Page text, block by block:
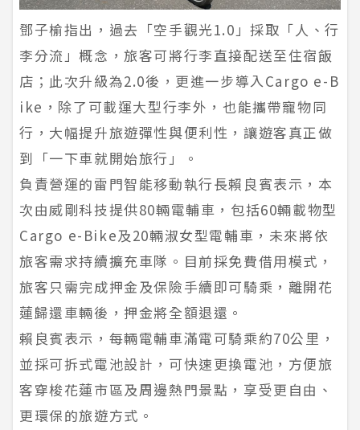
鄧子榆指出，過去「空手觀光1.0」採取「人、行
李分流」概念，旅客可將行李直接配送至住宿飯
店；此次升級為2.0後，更進一步導入Cargo e-B
ike，除了可載運大型行李外，也能攜帶寵物同
行，大幅提升旅遊彈性與便利性，讓遊客真正做
到「一下車就開始旅行」。
負責營運的雷門智能移動執行長賴良賓表示，本
次由威剛科技提供80輛電輔車，包括60輛載物型
Cargo e-Bike及20輛淑女型電輔車，未來將依
旅客需求持續擴充車隊。目前採免費借用模式，
旅客只需完成押金及保險手續即可騎乘，離開花
蓮歸還車輛後，押金將全額退還。
賴良賓表示，每輛電輔車滿電可騎乘約70公里，
並採可拆式電池設計，可快速更換電池，方便旅
客穿梭花蓮市區及周邊熱門景點，享受更自由、
更環保的旅遊方式。